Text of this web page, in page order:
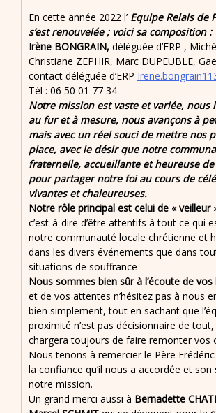
En cette année 2022 l’ Equipe Relais de
s’est renouvelée ; voici sa composition :
Irène BONGRAIN, déléguée d’ERP ,
Christiane ZEPHIR, Marc DUPEUBLE,
contact déléguée d’ERP
Tél : 06 50 01 77 34
Notre mission est vaste et variée, nous
au fur et à mesure, nous avançons à
mais avec un réel souci de mettre nos
place, avec le désir que notre
fraternelle, accueillante et heureuse
pour partager notre foi au cours de
vivantes et chaleureuses.
Notre rôle principal est celui de « veilleur
c’est-à-dire d’être attentifs à tout ce qui
notre communauté locale chrétienne et
dans les divers événements que dans
situations de souffrance
Nous sommes bien sûr à l’écoute de vos
et de vos attentes n’hésitez pas à nous
bien simplement, tout en sachant que
proximité n’est pas décisionnaire de
chargera toujours de faire remonter vos
Nous tenons à remercier le Père
la confiance qu’il nous a accordée et son
notre mission.
Un grand merci aussi à Bernadette